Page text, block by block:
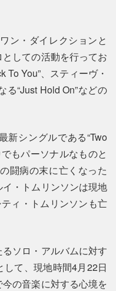
ン・ダイレクションと
しての活動を行ってお
To You”、スティーヴ・
“Just Hold On”などの
新シングルである“Two
もパーソナルなものと
闘病の末に亡くなった
・トムリンソンは現地
ィ・トムリンソンも亡
ソロ・アルバムに対す
して、現地時間4月22日
の音楽に対する心境を